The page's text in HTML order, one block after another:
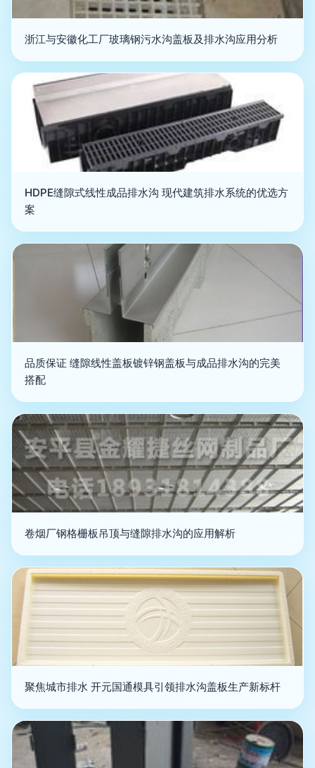
浙江与安徽化工厂玻璃钢污水沟盖板及排水沟应用分析
HDPE缝隙式线性成品排水沟 现代建筑排水系统的优选方
案
品质保证 缝隙线性盖板镀锌钢盖板与成品排水沟的完美
搭配
卷烟厂钢格栅板吊顶与缝隙排水沟的应用解析
聚焦城市排水 开元国通模具引领排水沟盖板生产新标杆